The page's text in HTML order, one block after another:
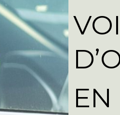
EN